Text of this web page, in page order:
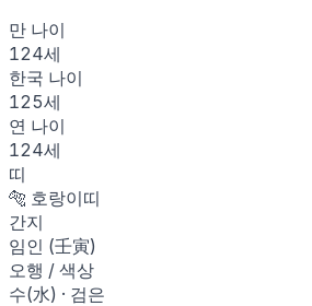
만 나이
124세
한국 나이
125세
연 나이
124세
띠
🐅 호랑이띠
간지
임인 (壬寅)
오행 / 색상
수(水) · 검은